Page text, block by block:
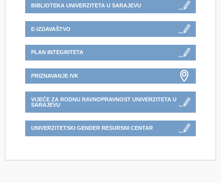
BIBLIOTEKA UNIVERZITETA U SARAJEVU
E-IZDAVAŠTVO
PLAN INTEGRITETA
PRIZNAVANJE IVK
VIJEĆE ZA RODNU RAVNOPRAVNOST UNIVERZITETA U
SARAJEVU
UNIVERZITETSKI GENDER RESURSNI CENTAR